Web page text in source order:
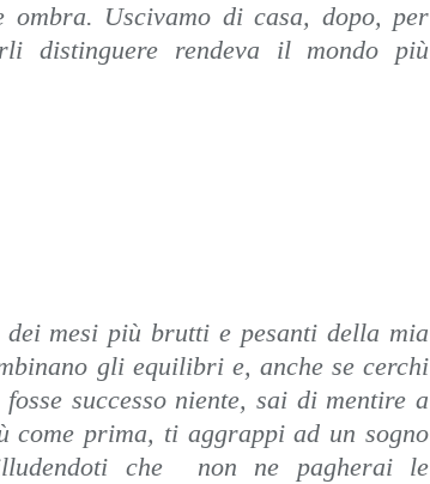
Uscivamo di casa, dopo, per
distinguere rendeva il mondo più
mesi più brutti e pesanti della mia
gli equilibri e, anche se cerchi
successo niente, sai di mentire a
come prima, ti aggrappi ad un sogno
che non ne pagherai le